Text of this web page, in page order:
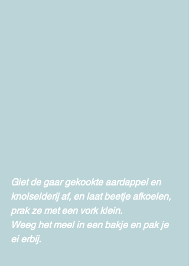
Giet de gaar gekookte aardappel en
knolselderij af, en laat beetje afkoelen,
prak ze met een vork klein.
Weeg het meel in een bakje en pak je
ei erbij.